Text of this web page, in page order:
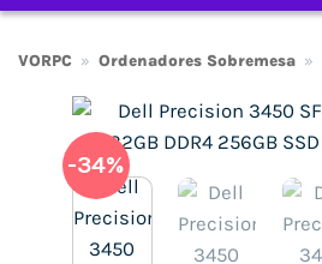
VORPC » Ordenadores Sobremesa »
-34%